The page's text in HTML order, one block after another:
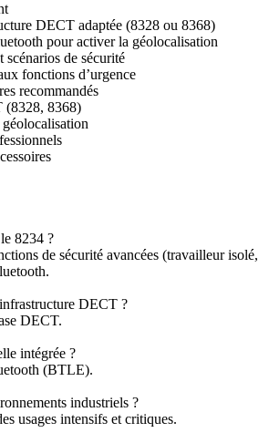
DECT adaptée (8328 ou 8368)
pour activer la géolocalisation
scénarios de sécurité
fonctions d’urgence
recommandés
(8328, 8368)
8234 ?
de sécurité avancées (travailleur isolé,
DECT ?
DECT.
intégrée ?
(BTLE).
industriels ?
usages intensifs et critiques.